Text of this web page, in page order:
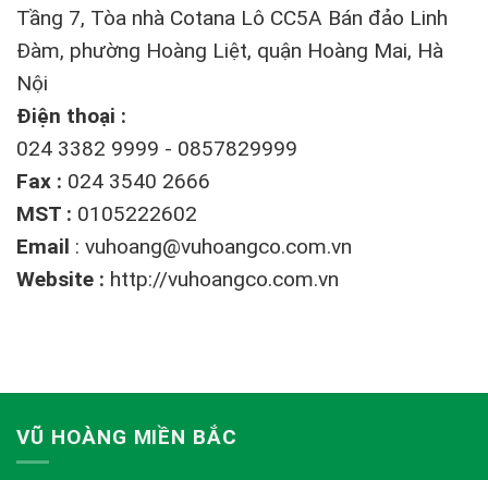
Tầng 7, Tòa nhà Cotana Lô CC5A Bán đảo Linh
Đàm, phường Hoàng Liệt, quận Hoàng Mai, Hà
Nội
Điện thoại :
024 3382 9999 - 0857829999
Fax : 024 3540 2666
MST : 0105222602
Email : vuhoang@vuhoangco.com.vn
Website : http://vuhoangco.com.vn
VŨ HOÀNG MIỀN BẮC